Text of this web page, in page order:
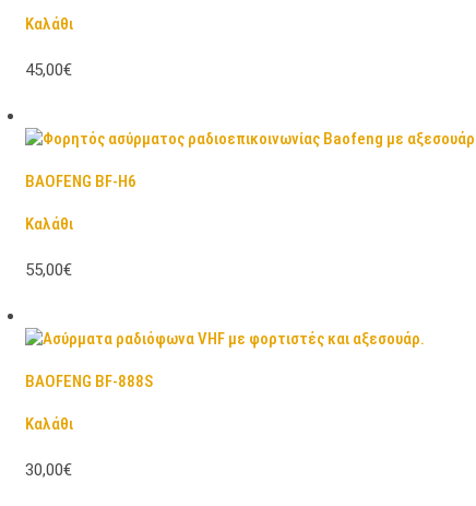
Καλάθι
45,00€
BAOFENG BF-H6
Καλάθι
55,00€
BAOFENG BF-888S
Καλάθι
30,00€